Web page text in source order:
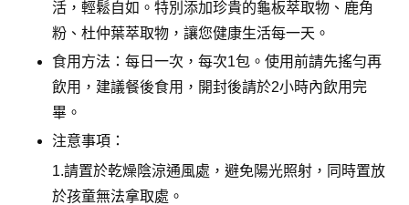
活，輕鬆自如。特別添加珍貴的龜板萃取物、鹿角
粉、杜仲葉萃取物，讓您健康生活每一天。
食用方法：每日一次，每次1包。使用前請先搖勻再
飲用，建議餐後食用，開封後請於2小時內飲用完
畢。
注意事項：
1.請置於乾燥陰涼通風處，避免陽光照射，同時置放
於孩童無法拿取處。